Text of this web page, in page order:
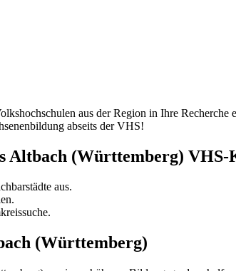
aus der Region in Ihre Recherche
abseits der VHS!
Altbach (Württemberg)
aus.
(Württemberg)